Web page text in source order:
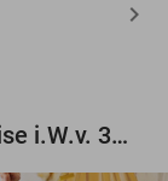
Hol Dir die Chance, eine Traumreise i.W.v. 3.000 € zu gewinnen!